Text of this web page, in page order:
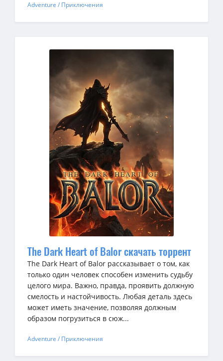
Adventure / Приключения
The Dark Heart of Balor скачать торрент
The Dark Heart of Balor рассказывает о том, как
только один человек способен изменить судьбу
целого мира. Важно, правда, проявить должную
смелость и настойчивость. Любая деталь здесь
может иметь значение, позволяя должным
образом погрузиться в сюж...
Adventure / Приключения